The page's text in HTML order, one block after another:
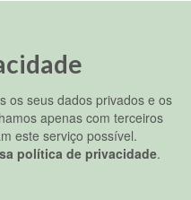
os seus dados privados e os
apenas com terceiros
este serviço possível.
política de privacidade.